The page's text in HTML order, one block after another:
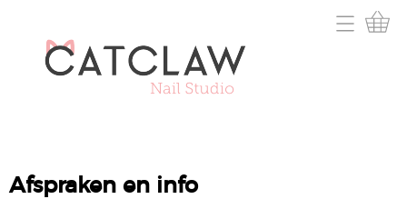
Prijslijst
Afspraken en info